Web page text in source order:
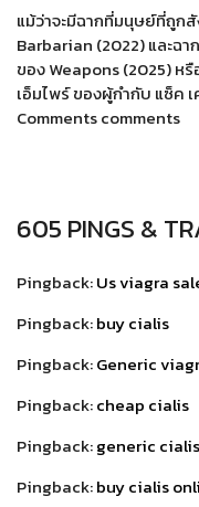
แม้ว่าจะมีฉากที่มนุษย์ที่ถูก
Barbarian (2022) และฉ
ของ Weapons (2025) ห
เอ็มไพร์ ของผู้กำกับ แซ็ค
Comments comments
605 PINGS &
Pingback:Us viagra
Pingback:buy cialis
Pingback:Generic
Pingback:cheap cialis
Pingback:generic
Pingback:buy cialis